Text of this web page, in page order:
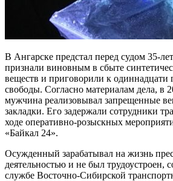
В Ангарске предстал перед судом 35-
признали виновным в сбыте
веществ и приговорили к одиннадцати
свободы. Согласно материалам дела, в
мужчина реализовывал запрещенные
закладки. Его задержали сотрудники
ходе оперативно-розыскных
«Байкал 24».
Осужденный зарабатывал на жизнь
деятельностью и не был трудоустроен,
службе Восточно-Сибирской